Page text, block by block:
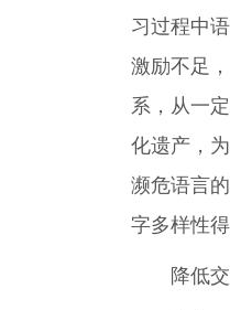
习过程中
激励不足
系，从一
化遗产，
濒危语言
字多样性
降低